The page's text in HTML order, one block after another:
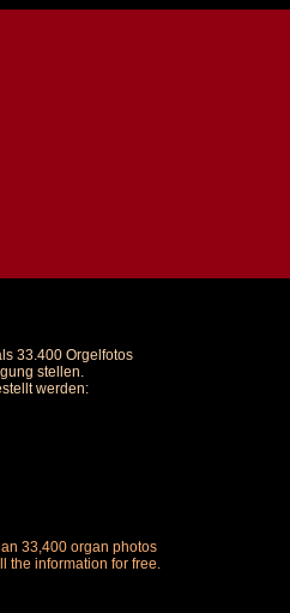
33.400 Orgelfotos
stellen.
werden:
33,400 organ photos
the information for free.